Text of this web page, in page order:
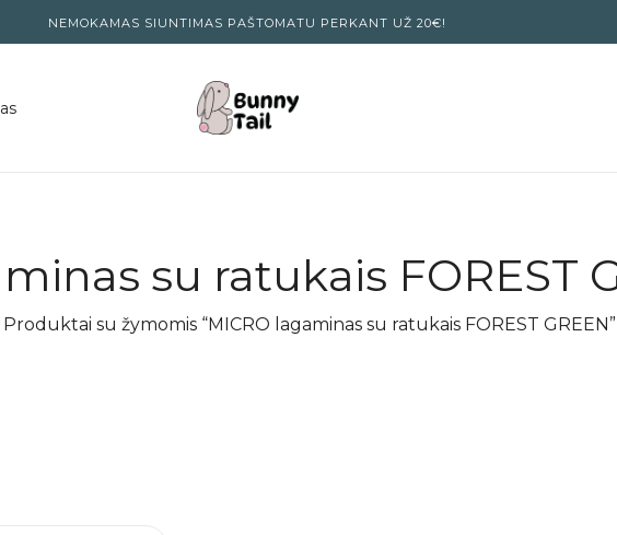
NEMOKAMAS SIUNTIMAS PAŠTOMATU PERKANT UŽ 20€!
su ratukais FOREST
Produktai su žymomis “MICRO lagaminas su ratukais FOREST GREEN”